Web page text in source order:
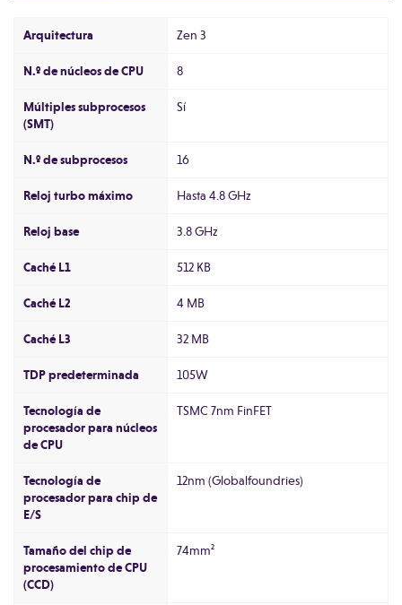
Arquitectura Zen 3
N.º de núcleos de CPU 8
Múltiples subprocesos
(SMT)
Sí
N.º de subprocesos 16
Reloj turbo máximo Hasta 4.8 GHz
Reloj base 3.8 GHz
Caché L1 512 KB
Caché L2 4 MB
Caché L3 32 MB
TDP predeterminada 105W
Tecnología de
procesador para núcleos
de CPU
TSMC 7nm FinFET
Tecnología de
procesador para chip de
E/S
12nm (Globalfoundries)
Tamaño del chip de
procesamiento de CPU
(CCD)
74mm²